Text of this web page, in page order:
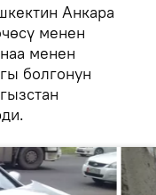
Анкара
менен
менен
болгонун